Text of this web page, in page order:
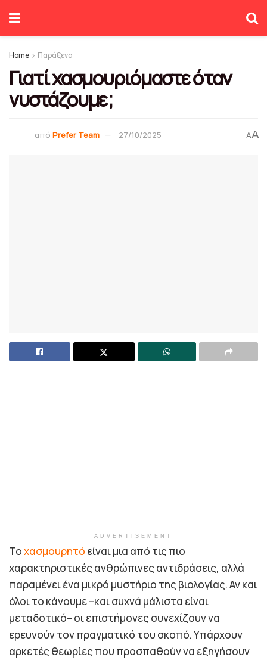
Home Παράξενα
Γιατί χασμουριόμαστε όταν
νυστάζουμε;
από Prefer Team 27/10/2025 AA
ADVERTISEMENT
Τοχασμουρητό είναι μια από τις πιο
χαρακτηριστικές ανθρώπινες αντιδράσεις, αλλά
παραμένει ένα μικρό μυστήριο της βιολογίας. Αν και
όλοι το κάνουμε –και συχνά μάλιστα είναι
μεταδοτικό– οι επιστήμονες συνεχίζουν να
ερευνούν τον πραγματικό του σκοπό. Υπάρχουν
αρκετές θεωρίες που προσπαθούν να εξηγήσουν